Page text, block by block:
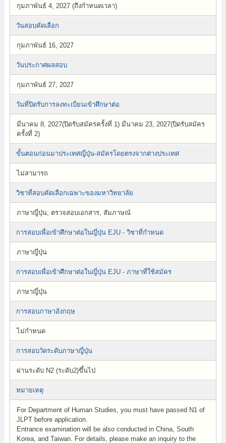
กุมภาพันธ์ 4, 2027 (ถึงกำหนดเวลา)
วันสอบคัดเลือก
กุมภาพันธ์ 16, 2027
วันประกาศผลสอบ
กุมภาพันธ์ 27, 2027
วันที่ปิดรับการลงทะเบียนเข้าศึกษาต่อ
มีนาคม 8, 2027(ปิดรับสมัครครั้งที่ 1) มีนาคม 23, 2027(ปิดรับสมัคร
ครั้งที่ 2)
ขั้นตอนก่อนมาประเทศญี่ปุ่น-สมัครโดยตรงจากต่างประเทศ
ไม่สามารถ
วิชาที่สอบคัดเลือกเฉพาะของมหาวิทยาลัย
ภาษาญี่ปุ่น, ตรวจสอบเอกสาร, สัมภาษณ์
การสอบเพื่อเข้าศึกษาต่อในญี่ปุ่น EJU - วิชาที่กำหนด
ภาษาญี่ปุ่น
การสอบเพื่อเข้าศึกษาต่อในญี่ปุ่น EJU - ภาษาที่ใช้สมัคร
ภาษาญี่ปุ่น
การสอบภาษาอังกฤษ
ไม่กำหนด
การสอบวัดระดับภาษาญี่ปุ่น
ผ่านระดับ N2 (ระดับ2)ขึ้นไป
หมายเหตุ
For Department of Human Studies, you must have passed N1 of
JLPT before application.
Entrance examination will be also conducted in China, South
Korea, and Taiwan. For details, please make an inquiry to the